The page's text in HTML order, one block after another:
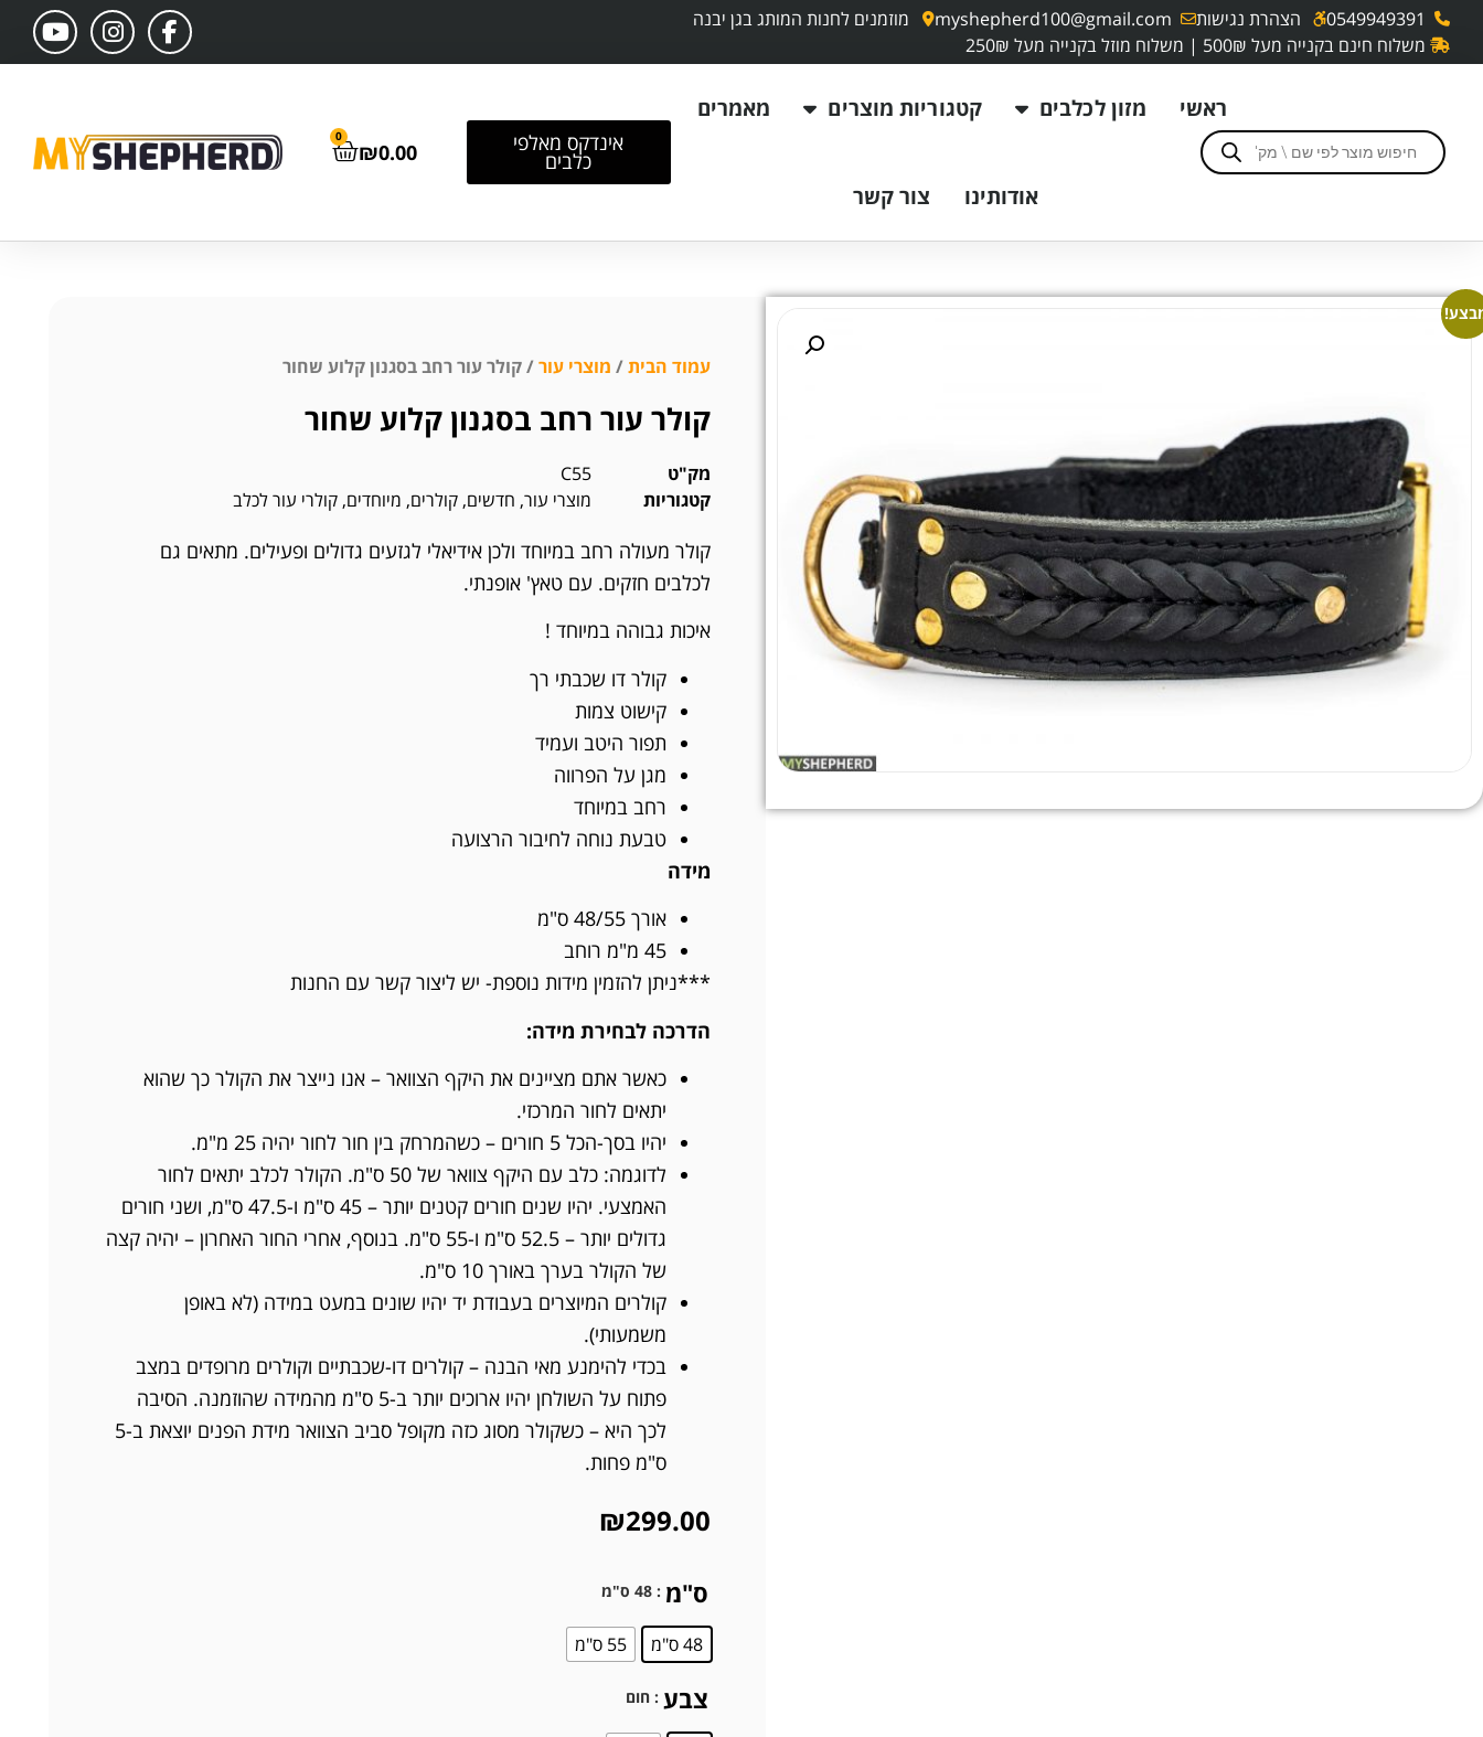
0549949391 הצהרת נגישות myshepherd100@gmail.com
מוזמנים לחנות המותג בגן יבנה
משלוח חינם בקנייה מעל 500₪ | משלוח מוזל בקנייה מעל 250₪
ראשי מזון לכלבים קטגוריות מוצרים מאמרים
אודותינו צור קשר
אינדקס מאלפי
כלבים ₪0.00
0
עמוד הבית/ מוצרי עור/ קולר עור רחב בסגנון קלוע שחור
קולר עור רחב בסגנון קלוע שחור
מק"ט
C55
קטגוריות
מוצרי עור, חדשים, קולרים, מיוחדים, קולרי עור לכלב
קולר מעולה רחב במיוחד ולכן אידיאלי לגזעים גדולים ופעילים. מתאים גם
לכלבים חזקים. עם טאץ' אופנתי.
איכות גבוהה במיוחד !
קולר דו שכבתי רך
קישוט צמות
תפור היטב ועמיד
מגן על הפרווה
רחב במיוחד
טבעת נוחה לחיבור הרצועה
מידה
אורך 48/55 ס"מ
45 מ"מ רוחב
***ניתן להזמין מידות נוספת- יש ליצור קשר עם החנות
הדרכה לבחירת מידה:
כאשר אתם מציינים את היקף הצוואר – אנו נייצר את הקולר כך שהוא
יתאים לחור המרכזי.
יהיו בסך-הכל 5 חורים – כשהמרחק בין חור לחור יהיה 25 מ"מ.
לדוגמה: כלב עם היקף צוואר של 50 ס"מ. הקולר לכלב יתאים לחור
האמצעי. יהיו שנים חורים קטנים יותר – 45 ס"מ ו-47.5 ס"מ, ושני חורים
גדולים יותר – 52.5 ס"מ ו-55 ס"מ. בנוסף, אחרי החור האחרון – יהיה קצה
של הקולר בערך באורך 10 ס"מ.
קולרים המיוצרים בעבודת יד יהיו שונים במעט במידה (לא באופן
משמעותי).
בכדי להימנע מאי הבנה – קולרים דו-שכבתיים וקולרים מרופדים במצב
פתוח על השולחן יהיו ארוכים יותר ב-5 ס"מ מהמידה שהוזמנה. הסיבה
לכך היא – כשקולר מסוג כזה מקופל סביב הצוואר מידת הפנים יוצאת ב-5
ס"מ פחות.
₪299.00
ס"מ : 48 ס"מ
48 ס"מ 55 ס"מ
צבע : חום